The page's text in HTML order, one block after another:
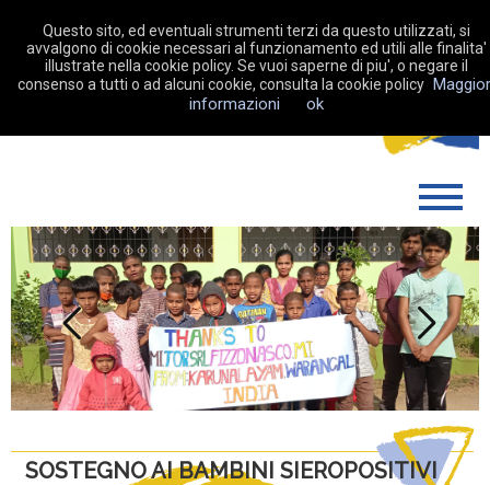
DONA ORA
COME OPERIAMO
SOSTIENICI
LA MIA RACCOLTA FONDI
NEWS
CONTATTI
Previous Next
SOSTEGNO AI BAMBINI SIEROPOSITIVI
Questo sito, ed eventuali strumenti terzi da questo utilizzati, si
avvalgono di cookie necessari al funzionamento ed utili alle finalita'
illustrate nella cookie policy. Se vuoi saperne di piu', o negare il
consenso a tutti o ad alcuni cookie, consulta la cookie policy
informazioni
ok